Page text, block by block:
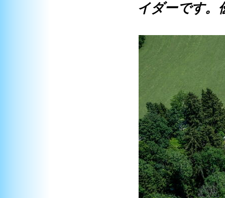
イダーです。